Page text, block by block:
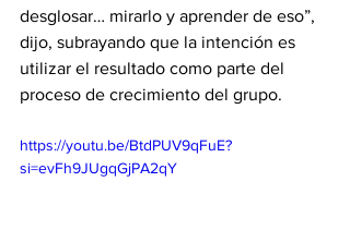
desglosar… mirarlo y aprender de eso”,
dijo, subrayando que la intención es
utilizar el resultado como parte del
proceso de crecimiento del grupo.
https://youtu.be/BtdPUV9qFuE?
si=evFh9JUgqGjPA2qY